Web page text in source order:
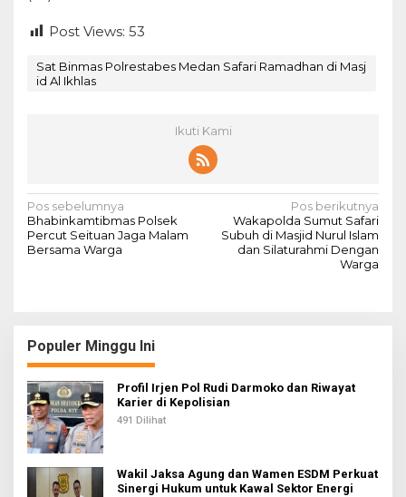
Post Views: 53
Sat Binmas Polrestabes Medan Safari Ramadhan di Masj
id Al Ikhlas
Ikuti Kami
N
a
v
a
s
i
p
o
s
Pos sebelumnya
Bhabinkamtibmas Polsek
Percut Seituan Jaga Malam
Bersama Warga
Pos berikutnya
Wakapolda Sumut Safari
Subuh di Masjid Nurul Islam
dan Silaturahmi Dengan
Warga
Populer Minggu Ini
Profil Irjen Pol Rudi Darmoko dan Riwayat
Karier di Kepolisian
491 Dilihat
Wakil Jaksa Agung dan Wamen ESDM Perkuat
Sinergi Hukum untuk Kawal Sektor Energi